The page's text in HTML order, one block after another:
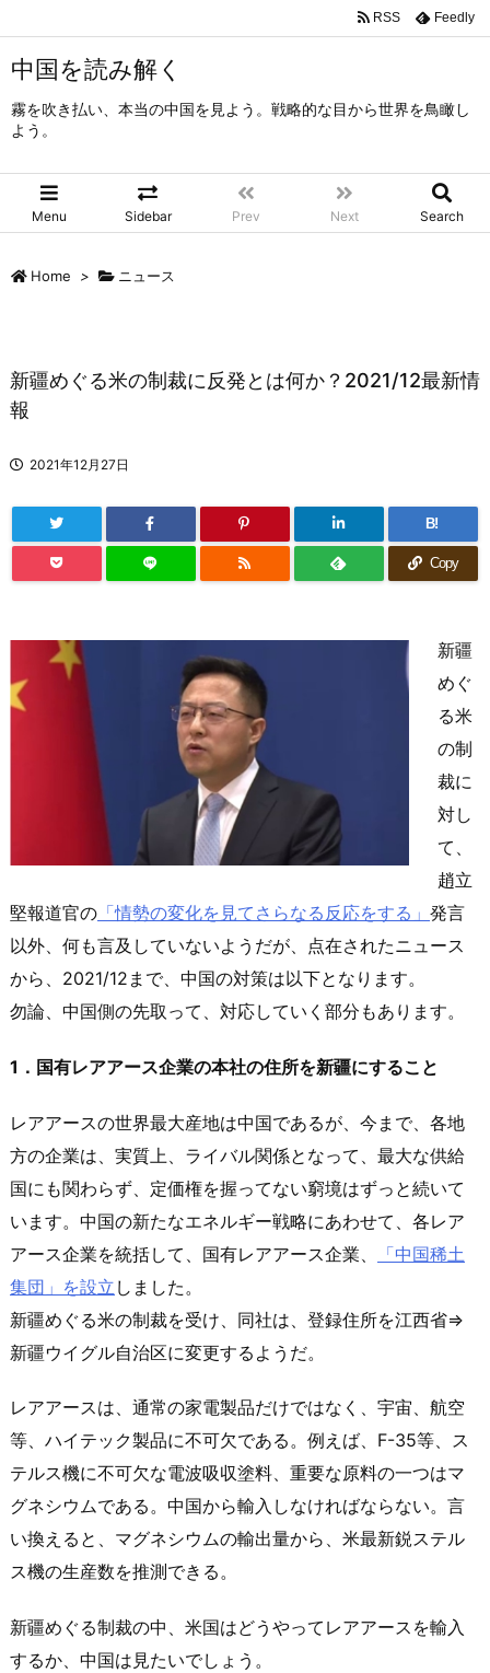
中国を読み解く
霧を吹き払い、本当の中国を見よう。戦略的な目から世界を鳥瞰し
よう。
Menu Sidebar Prev Next Search
RSS Feedly
Home > ニュース
新疆めぐる米の制裁に反発とは何か？2021/12最新情
報
2021年12月27日
B!
Copy
新疆
めぐ
る米
の制
裁に
対し
て、
趙立
堅報道官の 「情勢の変化を見てさらなる反応をする」 発言
以外、何も言及していないようだが、点在されたニュース
から、2021/12まで、中国の対策は以下となります。
勿論、中国側の先取って、対応していく部分もあります。
1．国有レアアース企業の本社の住所を新疆にすること
レアアースの世界最大産地は中国であるが、今まで、各地
方の企業は、実質上、ライバル関係となって、最大な供給
国にも関わらず、定価権を握ってない窮境はずっと続いて
います。中国の新たなエネルギー戦略にあわせて、各レア
アース企業を統括して、国有レアアース企業、
「中国稀土
集団」を設立 しました。
新疆めぐる米の制裁を受け、同社は、登録住所を江西省⇒
新疆ウイグル自治区に変更するようだ。
レアアースは、通常の家電製品だけではなく、宇宙、航空
等、ハイテック製品に不可欠である。例えば、F-35等、ス
テルス機に不可欠な電波吸収塗料、重要な原料の一つはマ
グネシウムである。中国から輸入しなければならない。言
い換えると、マグネシウムの輸出量から、米最新鋭ステル
ス機の生産数を推測できる。
新疆めぐる制裁の中、米国はどうやってレアアースを輸入
するか、中国は見たいでしょう。